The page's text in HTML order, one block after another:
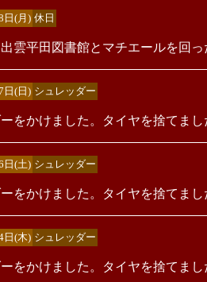
日(月) 休日
雲平田図書館とマチエールを回っ
日(日) シュレッダー
をかけました。タイヤを捨てまし
日(土) シュレッダー
をかけました。タイヤを捨てまし
日(木) シュレッダー
をかけました。タイヤを捨てまし